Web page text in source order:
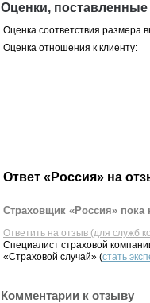
Оценки,
Оценка соответствия размера
Оценка отношения к клиенту:
Ответ «Россия» на
Страховщик «Россия» пока
Ответить на отзыв (для служб
Специалист страховой
«Страховой случай» (стать
Комментарии к отзыву